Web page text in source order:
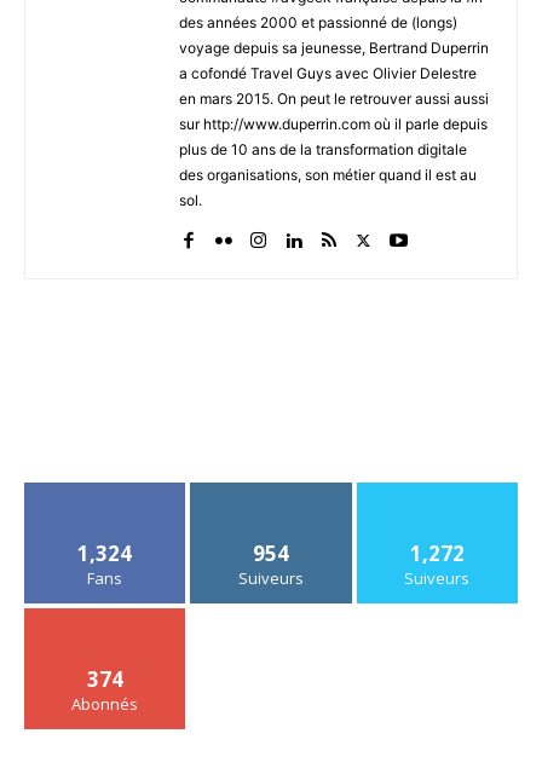
des années 2000 et passionné de (longs)
voyage depuis sa jeunesse, Bertrand Duperrin
a cofondé Travel Guys avec Olivier Delestre
en mars 2015. On peut le retrouver aussi aussi
sur http://www.duperrin.com où il parle depuis
plus de 10 ans de la transformation digitale
des organisations, son métier quand il est au
sol.
1,324
Fans
954
Suiveurs
1,272
Suiveurs
374
Abonnés